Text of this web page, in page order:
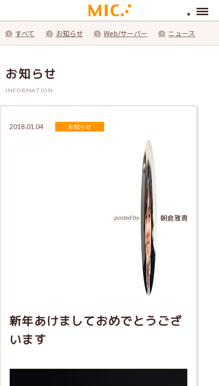
Menu
すべて お知らせ Web/サーバー ニュース
お知らせ
INFORMATION
2018.01.04 お知らせ
posted by 朝倉雅貴
新年あけましておめでとうござ
います